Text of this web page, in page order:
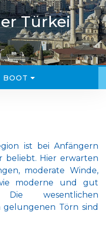
Türkei
BOOT
ist bei Anfängern
beliebt. Hier erwarten
moderate Winde,
moderne und gut
wesentlichen
Törn sind